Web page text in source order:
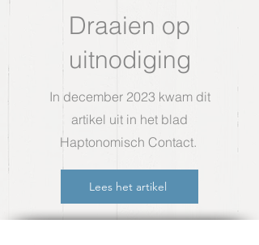
Draaien op
uitnodiging
In december 2023 kwam dit
artikel uit in het blad
Haptonomisch Contact.
Lees het artikel